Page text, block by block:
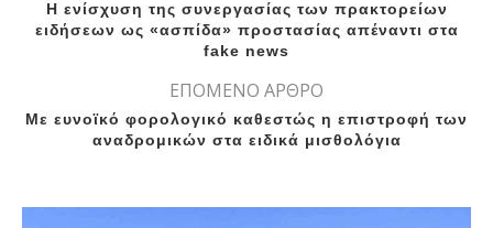
Η ενίσχυση της συνεργασίας των πρακτορείων
ειδήσεων ως «ασπίδα» προστασίας απέναντι στα
fake news
ΕΠΟΜΕΝΟ ΑΡΘΡΟ
Με ευνοϊκό φορολογικό καθεστώς η επιστροφή των
αναδρομικών στα ειδικά μισθολόγια